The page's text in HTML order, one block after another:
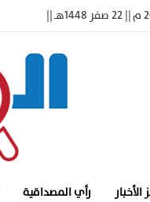
رأي المصداقية